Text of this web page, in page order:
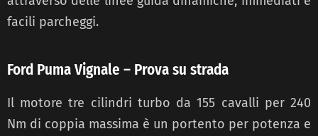
facili parcheggi.
Ford Puma Vignale – Prova su strada
Il motore tre cilindri turbo da 155 cavalli per 240
Nm di coppia massima è un portento per potenza e